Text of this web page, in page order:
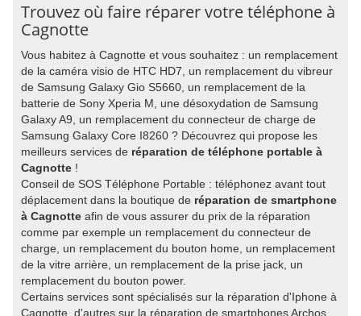
Trouvez où faire réparer votre téléphone à
Cagnotte
Vous habitez à Cagnotte et vous souhaitez : un remplacement
de la caméra visio de HTC HD7, un remplacement du vibreur
de Samsung Galaxy Gio S5660, un remplacement de la
batterie de Sony Xperia M, une désoxydation de Samsung
Galaxy A9, un remplacement du connecteur de charge de
Samsung Galaxy Core I8260 ? Découvrez qui propose les
meilleurs services de réparation de téléphone portable à
Cagnotte !
Conseil de SOS Téléphone Portable : téléphonez avant tout
déplacement dans la boutique de réparation de smartphone
à Cagnotte afin de vous assurer du prix de la réparation
comme par exemple un remplacement du connecteur de
charge, un remplacement du bouton home, un remplacement
de la vitre arrière, un remplacement de la prise jack, un
remplacement du bouton power.
Certains services sont spécialisés sur la réparation d'Iphone à
Cagnotte, d'autres sur la réparation de smartphones Archos,